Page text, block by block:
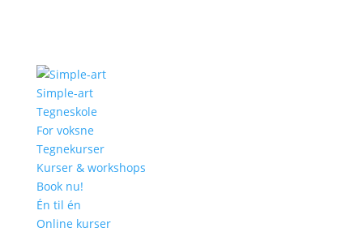
Simple-art
Tegneskole
For voksne
Tegnekurser
Kurser & workshops
Book nu!
Én til én
Online kurser